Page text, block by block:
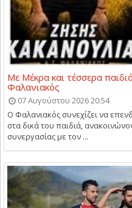
Με Μέκρα και τέσσερα
Φαλανιακός
07 Αυγούστου 2026 20:54
Ο Φαλανιακός συνεχίζει να
στα δικά του παιδιά,
συνεργασίας με τον ...